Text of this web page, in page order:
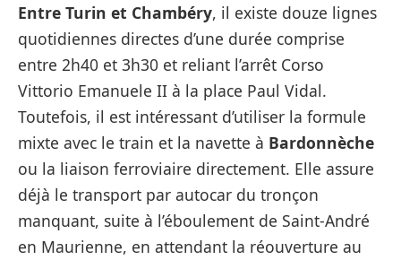
Entre Turin et Chambéry, il existe douze lignes
quotidiennes directes d’une durée comprise
entre 2h40 et 3h30 et reliant l’arrêt Corso
Vittorio Emanuele II à la place Paul Vidal.
Toutefois, il est intéressant d’utiliser la formule
mixte avec le train et la navette à Bardonnèche
ou la liaison ferroviaire directement. Elle assure
déjà le transport par autocar du tronçon
manquant, suite à l’éboulement de Saint-André
en Maurienne, en attendant la réouverture au